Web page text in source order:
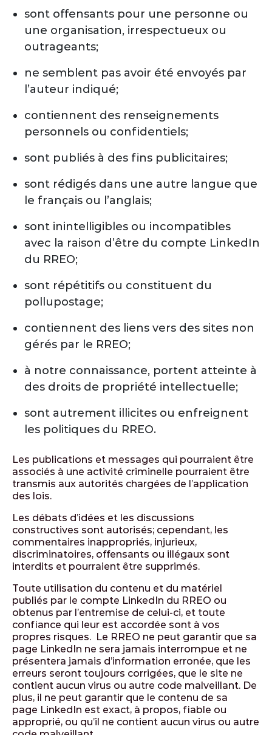
sont offensants pour une personne ou
une organisation, irrespectueux ou
outrageants;
ne semblent pas avoir été envoyés par
l’auteur indiqué;
contiennent des renseignements
personnels ou confidentiels;
sont publiés à des fins publicitaires;
sont rédigés dans une autre langue que
le français ou l’anglais;
sont inintelligibles ou incompatibles
avec la raison d’être du compte LinkedIn
du RREO;
sont répétitifs ou constituent du
pollupostage;
contiennent des liens vers des sites non
gérés par le RREO;
à notre connaissance, portent atteinte à
des droits de propriété intellectuelle;
sont autrement illicites ou enfreignent
les politiques du RREO.
Les publications et messages qui pourraient être
associés à une activité criminelle pourraient être
transmis aux autorités chargées de l’application
des lois.
Les débats d’idées et les discussions
constructives sont autorisés; cependant, les
commentaires inappropriés, injurieux,
discriminatoires, offensants ou illégaux sont
interdits et pourraient être supprimés.
Toute utilisation du contenu et du matériel
publiés par le compte LinkedIn du RREO ou
obtenus par l’entremise de celui-ci, et toute
confiance qui leur est accordée sont à vos
propres risques. Le RREO ne peut garantir que sa
page LinkedIn ne sera jamais interrompue et ne
présentera jamais d’information erronée, que les
erreurs seront toujours corrigées, que le site ne
contient aucun virus ou autre code malveillant. De
plus, il ne peut garantir que le contenu de sa
page LinkedIn est exact, à propos, fiable ou
approprié, ou qu’il ne contient aucun virus ou autre